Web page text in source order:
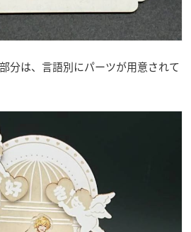
分は、言語別にパーツが用意されて